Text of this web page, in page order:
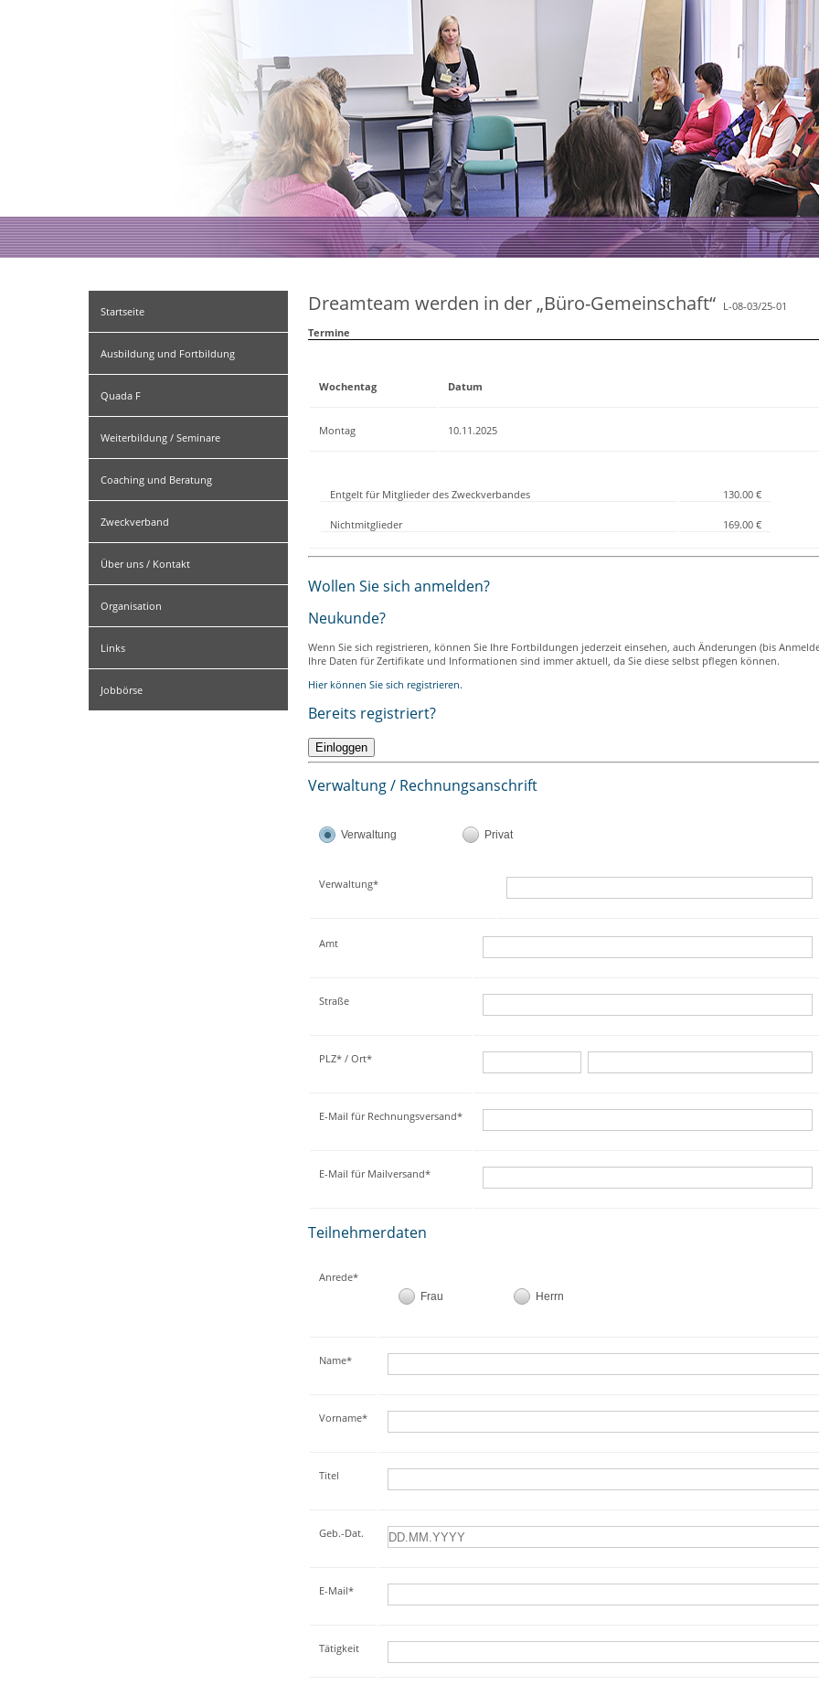
Startseite
Ausbildung und Fortbildung
Quada F
Weiterbildung / Seminare
Coaching und Beratung
Zweckverband
Über uns / Kontakt
Organisation
Links
Jobbörse
Dreamteam werden in der „Büro-Gemeinschaft“ L-08-03/25-01
Termine
Wochentag Datum
Montag 10.11.2025
Entgelt für Mitglieder des Zweckverbandes 130.00 €
Nichtmitglieder 169.00 €
Wollen Sie sich anmelden?
Neukunde?
Wenn Sie sich registrieren, können Sie Ihre Fortbildungen jederzeit einsehen, auch Änderungen (bis
Ihre Daten für Zertifikate und Informationen sind immer aktuell, da Sie diese selbst pflegen können.
Hier können Sie sich registrieren.
Bereits registriert?
Verwaltung / Rechnungsanschrift
Verwaltung Privat
Verwaltung*
Amt
Straße
PLZ* / Ort*
E-Mail für Rechnungsversand*
E-Mail für Mailversand*
Teilnehmerdaten
Anrede*
Frau Herrn
Name*
Vorname*
Titel
Geb.-Dat.
E-Mail*
Tätigkeit